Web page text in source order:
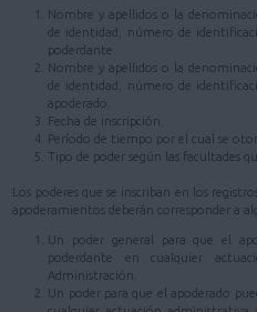
Nombre y apellidos o la
de identidad, número de
poderdante.
Nombre y apellidos o la
de identidad, número de
apoderado.
Fecha de inscripción.
Período de tiempo por el cual se
Tipo de poder según las facultades
Los poderes que se inscriban en los
apoderamientos deberán corresponder a
Un poder general para que el
poderdante en cualquier
Administración.
Un poder para que el apoderado